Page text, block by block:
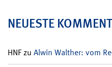
NEUESTE
HNFzu Alwin Walther: vom